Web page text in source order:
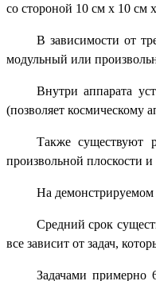
со стороной 10 см х 10 см
В зависимости от
модульный или
Внутри аппарата
(позволяет космическому
Также существуют
произвольной плоскости
На демонстрируемом
Средний срок
все зависит от задач,
Задачами примерно